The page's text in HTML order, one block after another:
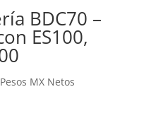
BDC70 –
ES100,
Pesos MX Netos